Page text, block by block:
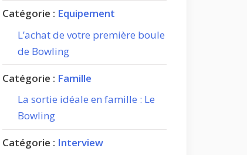
Catégorie : Equipement
L’achat de votre première boule
de Bowling
Catégorie : Famille
La sortie idéale en famille : Le
Bowling
Catégorie : Interview